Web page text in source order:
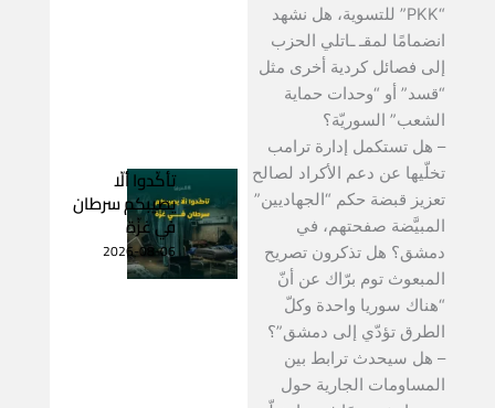
“PKK” للتسوية، هل نشهد
انضمامًا لمقـ ـاتلي الحزب
إلى فصائل كردية أخرى مثل
“قسد” أو “وحدات حماية
الشعب” السوريّة؟
– هل تستكمل إدارة ترامب
تخلّيها عن دعم الأكراد لصالح
تعزيز قبضة حكم “الجهاديين”
المبيَّضة صفحتهم، في
دمشق؟ هل تذكرون تصريح
المبعوث توم برّاك عن أنّ
“هناك سوريا واحدة وكلّ
الطرق تؤدّي إلى دمشق”؟
– هل سيحدث ترابط بين
المساومات الجارية حول
تأكّدوا ألّا
يصيبكم سرطان
في غزّة
2026-08-06